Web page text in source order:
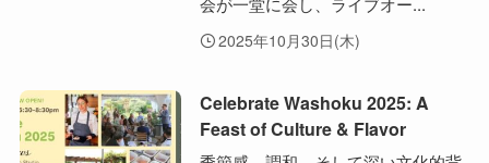
2025年10月30日(木)
Celebrate Washoku 2025: A
Feast of Culture & Flavor